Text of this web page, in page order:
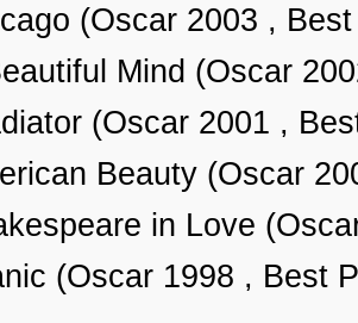
(Oscar 2003 ,
Mind (Oscar
(Oscar 2001 ,
Beauty (Oscar
in Love
(Oscar 1998 , Best